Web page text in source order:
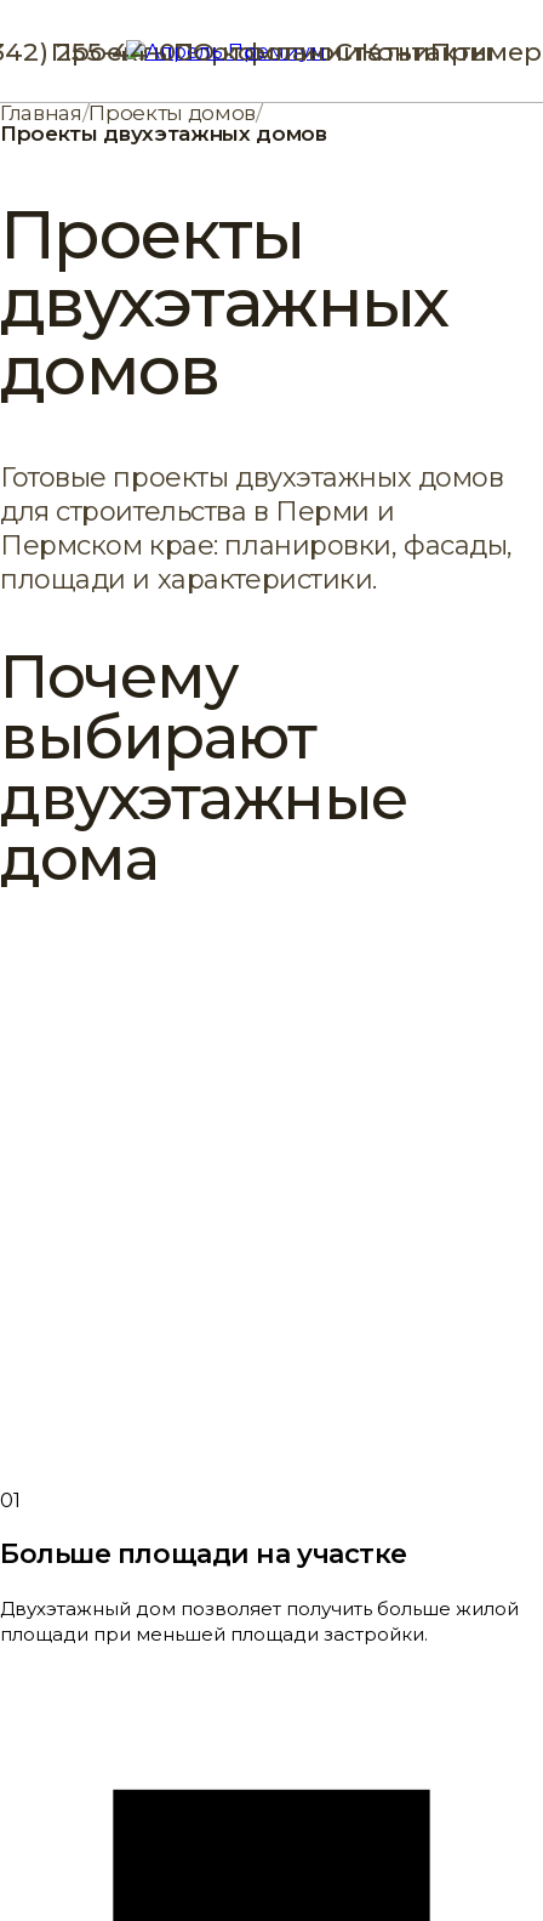
ПроектыПортфолиоСтатьиПример
255-44-00О компанииКонтакты
Главная/Проекты домов/
Проекты двухэтажных домов
Проекты
двухэтажных
домов
Готовые проекты двухэтажных домов
для строительства в Перми и
Пермском крае: планировки, фасады,
площади и характеристики.
Почему
выбирают
двухэтажные
дома
01
Больше площади на участке
Двухэтажный дом позволяет получить больше жилой
площади при меньшей площади застройки.